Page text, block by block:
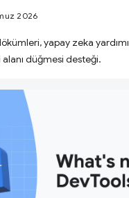
2026
yapay zeka
düğmesi desteği.